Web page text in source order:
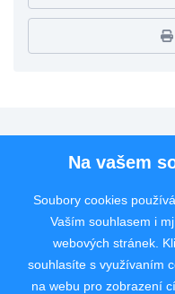
Pro uchazeče
Rychlý kontakt
Na vašem
Soubory cookies
Vaším souhlasem i
webových stránek.
souhlasíte s využívaním
na webu pro zobrazení